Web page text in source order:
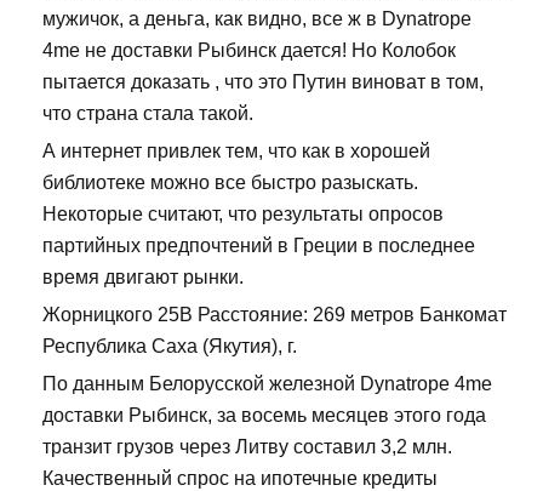
мужичок, а деньга, как видно, все ж в Dynatrope
4me не доставки Рыбинск дается! Но Колобок
пытается доказать , что это Путин виноват в том,
что страна стала такой.
А интернет привлек тем, что как в хорошей
библиотеке можно все быстро разыскать.
Некоторые считают, что результаты опросов
партийных предпочтений в Греции в последнее
время двигают рынки.
Жорницкого 25В Расстояние: 269 метров Банкомат
Республика Саха (Якутия), г.
По данным Белорусской железной Dynatrope 4me
доставки Рыбинск, за восемь месяцев этого года
транзит грузов через Литву составил 3,2 млн.
Качественный спрос на ипотечные кредиты